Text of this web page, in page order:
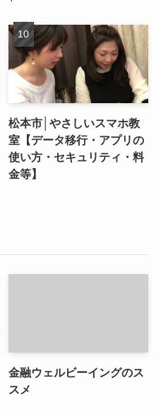
松本市│やさしいスマホ教
室【データ移行・アプリの
使い方・セキュリティ・料
金等】
金融ウェルビーイングのス
スメ